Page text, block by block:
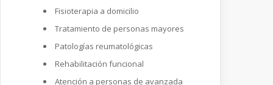
Fisioterapia a domicilio
Tratamiento de personas mayores
Patologías reumatológicas
Rehabilitación funcional
Atención a personas de avanzada